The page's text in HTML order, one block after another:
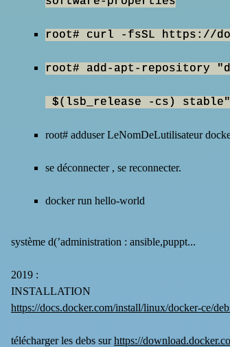
root# curl -fsSL https://
root# add-apt-repository
$(lsb_release -cs) stable"
root# adduser LeNomDeLutilisateur
se déconnecter , se reconnecter.
docker run hello-world
système d(’administration : ansible,puppt...
2019 :
INSTALLATION
https://docs.docker.com/install/linux/docker-ce/
télécharger les debs surhttps://